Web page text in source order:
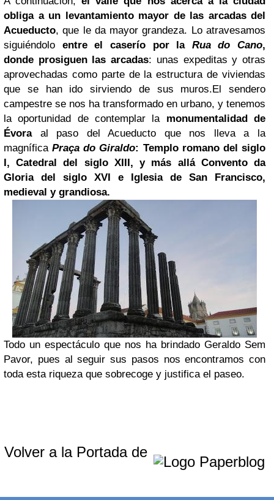
obliga a un levantamiento mayor de las arcadas del
Acueducto, que le da mayor grandeza. Lo atravesamos
siguiéndolo entre el caserío por la Rua do Cano,
donde prosiguen las arcadas: unas expeditas y otras
aprovechadas como parte de la estructura de viviendas
que se han ido sirviendo de sus muros.El sendero
campestre se nos ha transformado en urbano, y tenemos
la oportunidad de contemplar la monumentalidad de
Évora al paso del Acueducto que nos lleva a la
magníficaPraça do Giraldo: Templo romano del siglo
I, Catedral del siglo XIII, y más allá Convento da
Gloria del siglo XVI e Iglesia de San Francisco,
medieval y grandiosa.
Todo un espectáculo que nos ha brindado Geraldo Sem
Pavor, pues al seguir sus pasos nos encontramos con
toda esta riqueza que sobrecoge y justifica el paseo.
Volver a la Portada de